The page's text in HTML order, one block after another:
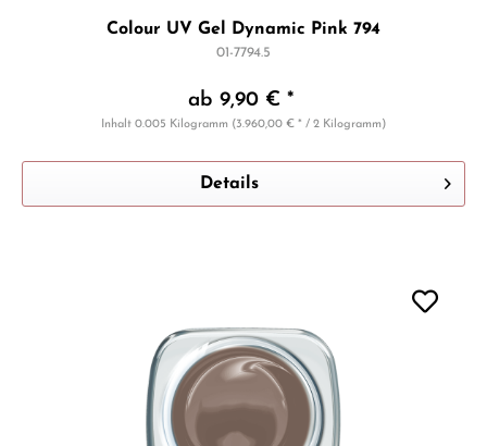
Colour UV Gel Dynamic Pink 794
01-7794.5
ab 9,90 € *
Inhalt0.005 Kilogramm (3.960,00 € * / 2 Kilogramm)
Details